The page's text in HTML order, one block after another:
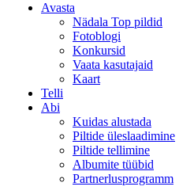
Avasta
Nädala Top pildid
Fotoblogi
Konkursid
Vaata kasutajaid
Kaart
Telli
Abi
Kuidas alustada
Piltide üleslaadimine
Piltide tellimine
Albumite tüübid
Partnerlusprogramm